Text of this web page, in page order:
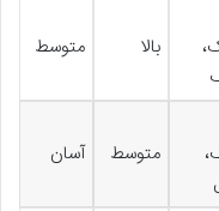
بالا متوسط
متوسط آسان